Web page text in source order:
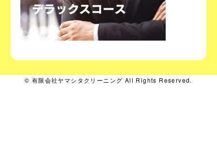
© 有限会社ヤマシタクリーニング All Rights Reserved.